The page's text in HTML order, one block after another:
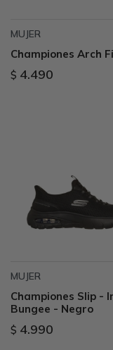
MUJER
Championes Arch
$ 4.490
MUJER
Championes Slip -
Bungee - Negro
$ 4.990